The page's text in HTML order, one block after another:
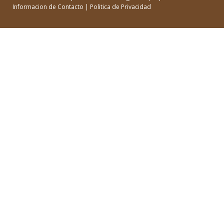
Informacion de Contacto | Politica de Privacidad